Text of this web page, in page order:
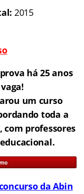
2015
há 25 anos
um curso
toda a
professores
da Abin